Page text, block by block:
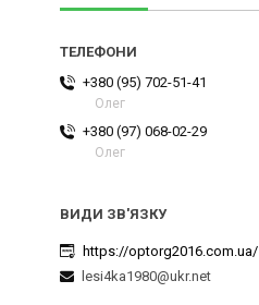
+380 (95) 702-51-41
Олег
+380 (97) 068-02-29
Олег
https://optorg2016.com.ua/
lesi4ka1980@ukr.net